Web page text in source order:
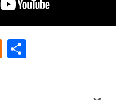
Odnoklassniki